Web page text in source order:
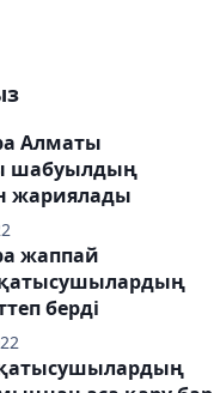
Алматы
шабуылдың
жариялады
жаппай
қатысушылардың
берді
қатысушылардың